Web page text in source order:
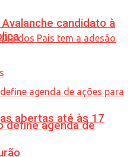
abertas até às 17
candidato à
define agenda de